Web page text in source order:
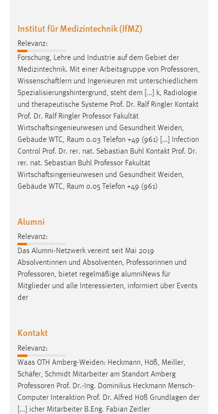
Institut für Medizintechnik (IfMZ)
Relevanz:
Forschung, Lehre und Industrie auf dem Gebiet der
Medizintechnik. Mit einer Arbeitsgruppe von Professoren,
Wissenschaftlern und Ingenieuren mit unterschiedlichem
Spezialisierungshintergrund, steht dem [...] k, Radiologie
und therapeutische Systeme Prof. Dr. Ralf Ringler Kontakt
Prof. Dr. Ralf Ringler Professor Fakultät
Wirtschaftsingenieurwesen und Gesundheit Weiden,
Gebäude WTC, Raum 0.03 Telefon +49 (961) [...] Infection
Control Prof. Dr. rer. nat. Sebastian Buhl Kontakt Prof. Dr.
rer. nat. Sebastian Buhl Professor Fakultät
Wirtschaftsingenieurwesen und Gesundheit Weiden,
Gebäude WTC, Raum 0.05 Telefon +49 (961)
Alumni
Relevanz:
Das Alumni-Netzwerk vereint seit Mai 2019
Absolventinnen und Absolventen, Professorinnen und
Professoren, bietet regelmäßige alumniNews für
Mitglieder und alle Interessierten, informiert über Events
der
Kontakt
Relevanz:
Waas OTH Amberg-Weiden: Heckmann, Höß, Meiller,
Schäfer, Schmidt Mitarbeiter am Standort Amberg
Professoren Prof. Dr.-Ing. Dominikus Heckmann Mensch-
Computer Interaktion Prof. Dr. Alfred Höß Grundlagen der
[...] icher Mitarbeiter B.Eng. Fabian Zeitler